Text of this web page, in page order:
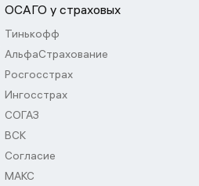
ОСАГО у страховых
Тинькофф
АльфаСтрахование
Росгосстрах
Ингосстрах
СОГАЗ
ВСК
Согласие
МАКС